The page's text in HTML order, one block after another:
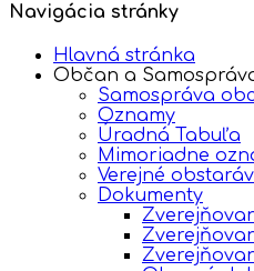
Navigácia stránky
Hlavná stránka
Občan a
Samospráva
Oznamy
Úradná Tabuľa
Mimoriadne
Verejné
Dokumenty